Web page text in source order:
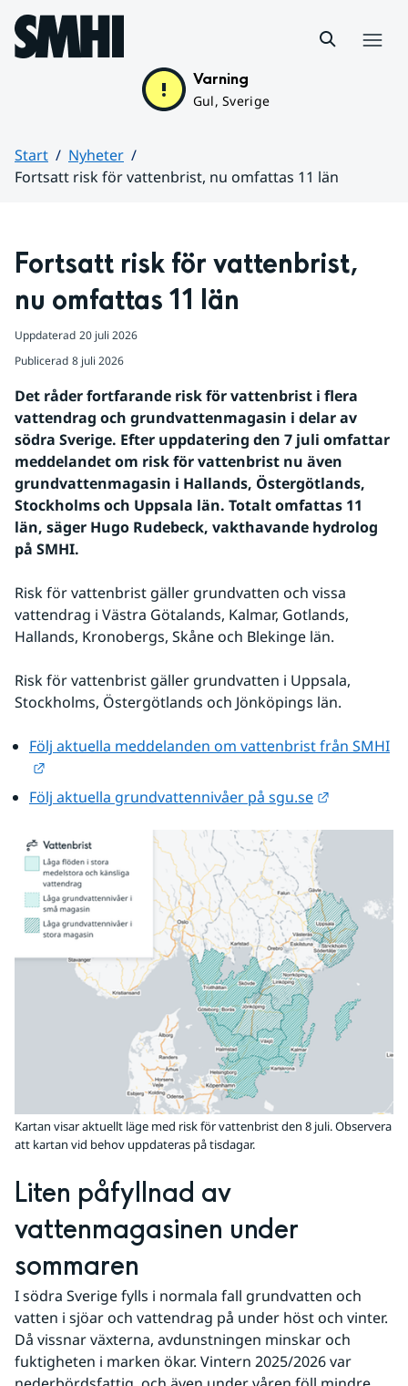
Hoppa till sidans innehåll
Varning
Gul, Sverige
Start
Nyheter
Fortsatt risk för vattenbrist, nu omfattas 11 län
Fortsatt risk för vattenbrist,
nu omfattas 11 län
Uppdaterad 20 juli 2026
Publicerad 8 juli 2026
Det råder fortfarande risk för vattenbrist i flera
vattendrag och grundvattenmagasin i delar av
södra Sverige. Efter uppdatering den 7 juli omfattar
meddelandet om risk för vattenbrist nu även
grundvattenmagasin i Hallands, Östergötlands,
Stockholms och Uppsala län. Totalt omfattas 11
län, säger Hugo Rudebeck, vakthavande hydrolog
på SMHI.
Risk för vattenbrist gäller grundvatten och vissa
vattendrag i Västra Götalands, Kalmar, Gotlands,
Hallands, Kronobergs, Skåne och Blekinge län.
Risk för vattenbrist gäller grundvatten i Uppsala,
Stockholms, Östergötlands och Jönköpings län.
Följ aktuella meddelanden om vattenbrist från SMHI
Följ aktuella grundvattennivåer på sgu.se
Kartan visar aktuellt läge med risk för vattenbrist den 8 juli. Observera
att kartan vid behov uppdateras på tisdagar.
Liten påfyllnad av
vattenmagasinen under
sommaren
I södra Sverige fylls i normala fall grundvatten och
vatten i sjöar och vattendrag på under höst och vinter.
Då vissnar växterna, avdunstningen minskar och
fuktigheten i marken ökar. Vintern 2025/2026 var